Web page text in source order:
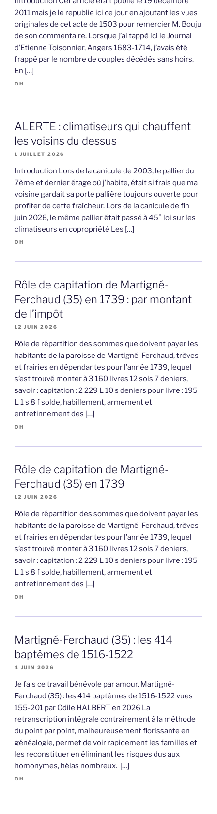
2011 mais je le republie ici ce jour en ajoutant les vues
originales de cet acte de 1503 pour remercier M. Bouju
de son commentaire. Lorsque j’ai tappé ici le Journal
d’Etienne Toisonnier, Angers 1683-1714, j’avais été
frappé par le nombre de couples décédés sans hoirs.
En […]
OH
ALERTE : climatiseurs qui chauffent
les voisins du dessus
1 JUILLET 2026
Introduction Lors de la canicule de 2003, le pallier du
7ème et dernier étage où j’habite, était si frais que ma
voisine gardait sa porte pallière toujours ouverte pour
profiter de cette fraîcheur. Lors de la canicule de fin
juin 2026, le même pallier était passé à 45° loi sur les
climatiseurs en copropriété Les […]
OH
Rôle de capitation de Martigné-
Ferchaud (35) en 1739 : par montant
de l’impôt
12 JUIN 2026
Rôle de répartition des sommes que doivent payer les
habitants de la paroisse de Martigné-Ferchaud, trèves
et frairies en dépendantes pour l’année 1739, lequel
s’est trouvé monter à 3 160 livres 12 sols 7 deniers,
savoir : capitation : 2 229 L 10 s deniers pour livre : 195
L 1 s 8 f solde, habillement, armement et
entretinnement des […]
OH
Rôle de capitation de Martigné-
Ferchaud (35) en 1739
12 JUIN 2026
Rôle de répartition des sommes que doivent payer les
habitants de la paroisse de Martigné-Ferchaud, trèves
et frairies en dépendantes pour l’année 1739, lequel
s’est trouvé monter à 3 160 livres 12 sols 7 deniers,
savoir : capitation : 2 229 L 10 s deniers pour livre : 195
L 1 s 8 f solde, habillement, armement et
entretinnement des […]
OH
Martigné-Ferchaud (35) : les 414
baptêmes de 1516-1522
4 JUIN 2026
Je fais ce travail bénévole par amour. Martigné-
Ferchaud (35) : les 414 baptêmes de 1516-1522 vues
155-201 par Odile HALBERT en 2026 La
retranscription intégrale contrairement à la méthode
du point par point, malheureusement florissante en
généalogie, permet de voir rapidement les familles et
les reconstituer en éliminant les risques dus aux
homonymes, hélas nombreux. […]
OH